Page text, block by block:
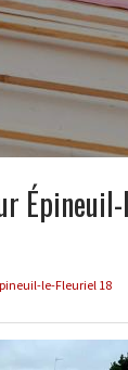
le-Fleuriel 18